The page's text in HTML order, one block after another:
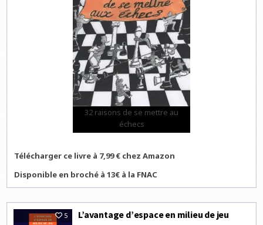
32 raisons de se mettre au
échecs
Télécharger ce livre à 7,99 € chez Amazon
Disponible en broché à 13€ à la FNAC
5 L’avantage d’espace en milieu de jeu